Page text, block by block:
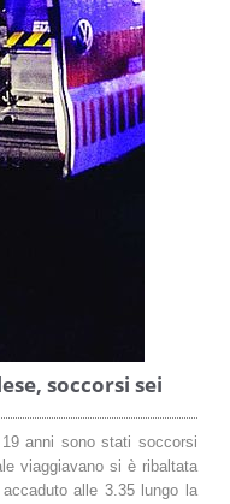
soccorsi sei
anni sono stati soccorsi
viaggiavano si è ribaltata
alle 3.35 lungo la